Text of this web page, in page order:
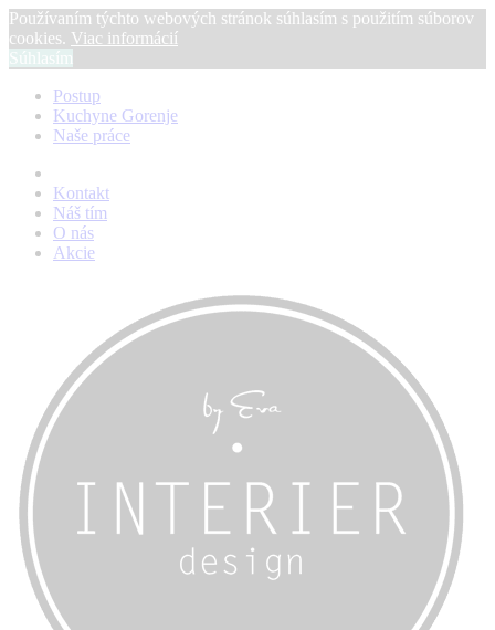
Používaním týchto webových stránok súhlasím s použitím súborov
cookies. Viac informácií
Súhlasím
Postup
Kuchyne Gorenje
Naše práce
Kontakt
Náš tím
O nás
Akcie